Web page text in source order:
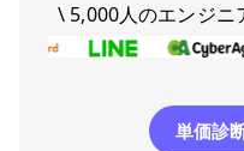
\ 5,000人のエンジニ
単価診